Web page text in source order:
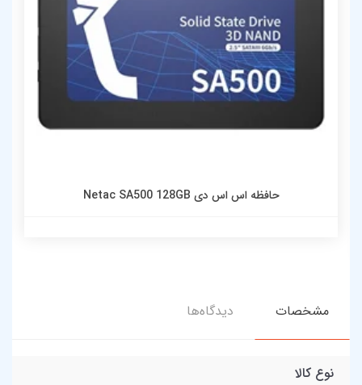
حافظه اس اس دی Netac SA500 128GB
مشخصات دیدگاه‌ها
نوع کالا